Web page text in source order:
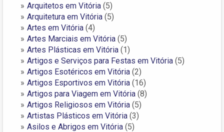
Arquitetos em Vitória (5)
Arquitetura em Vitória (5)
Artes em Vitória (4)
Artes Marciais em Vitória (5)
Artes Plásticas em Vitória (1)
Artigos e Serviços para Festas em Vitória (5)
Artigos Esotéricos em Vitória (2)
Artigos Esportivos em Vitória (16)
Artigos para Viagem em Vitória (8)
Artigos Religiosos em Vitória (5)
Artistas Plásticos em Vitória (3)
Asilos e Abrigos em Vitória (5)